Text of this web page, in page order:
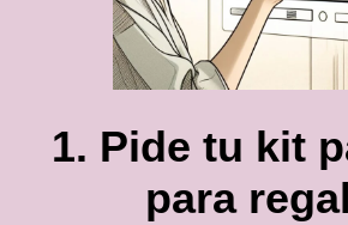
1. Pide tu kit
para